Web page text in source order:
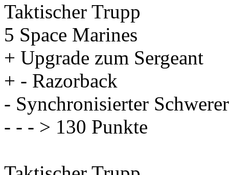
Taktischer Trupp
5 Space Marines
+ Upgrade zum Sergeant
+ - Razorback
- Synchronisierter
- - - > 130 Punkte